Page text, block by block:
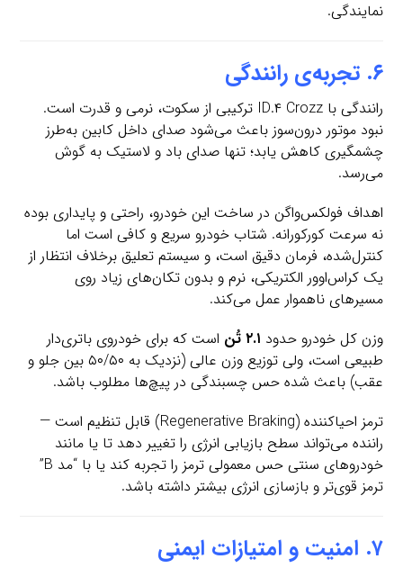
نمایندگی.
۶. تجربه‌ی رانندگی
رانندگی با ID.۴ Crozz ترکیبی از سکوت، نرمی و قدرت است.
نبود موتور درون‌سوز باعث می‌شود صدای داخل کابین به‌طرز
چشمگیری کاهش یابد؛ تنها صدای باد و لاستیک به گوش
می‌رسد.
اهداف فولکس‌واگن در ساخت این خودرو، راحتی و پایداری بوده
نه سرعت کورکورانه. شتاب خودرو سریع و کافی است اما
کنترل‌شده، فرمان دقیق است، و سیستم تعلیق برخلاف انتظار از
یک کراس‌اوور الکتریکی، نرم و بدون تکان‌های زیاد روی
مسیرهای ناهموار عمل می‌کند.
وزن کل خودرو حدود ۲.۱ تُن
است که برای خودروی باتری‌دار
طبیعی است، ولی توزیع وزن عالی (نزدیک به ۵۰/۵۰ بین جلو و
عقب) باعث شده حس چسبندگی در پیچ‌ها مطلوب باشد.
ترمز احیاکننده (Regenerative Braking) قابل تنظیم است —
راننده می‌تواند سطح بازیابی انرژی را تغییر دهد تا یا مانند
خودروهای سنتی حس معمولی ترمز را تجربه کند یا با “مد B”
ترمز قوی‌تر و بازسازی انرژی بیشتر داشته باشد.
۷. امنیت و امتیازات ایمنی